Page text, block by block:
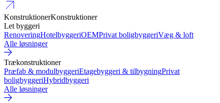
KonstruktionerKonstruktioner
Let byggeri
RenoveringHotelbyggeriOEMPrivat boligbyggeriVæg & loft
Alle løsninger
Trækonstruktioner
Præfab & modulbyggeriEtagebyggeri & tilbygningPrivat
boligbyggeriHybridbyggeri
Alle løsninger